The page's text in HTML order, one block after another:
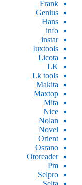
Frank
Genius
Hans
info
instar
Iuxtools
Licota
LK
Lk tools
Makita
Maxtop
Mita
Nice
Nolan
Novel
Orient
Osrano
Otoreader
Pm
Selpro